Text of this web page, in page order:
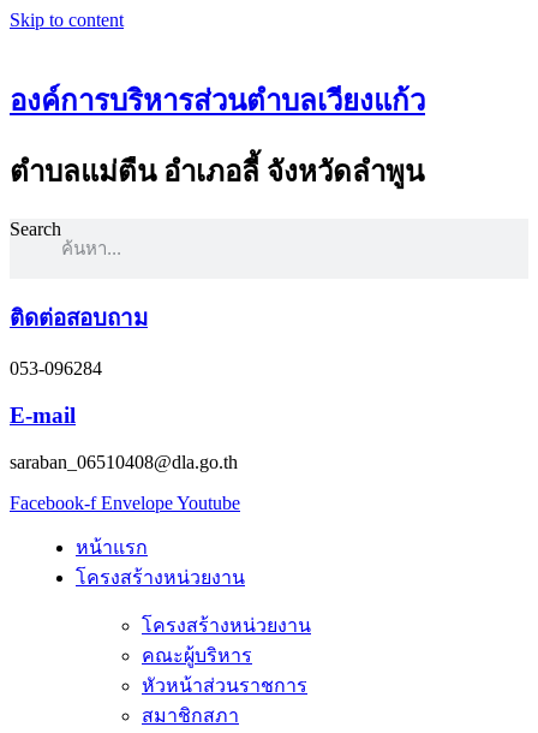
Skip to content
องค์การบริหารส่วนตำบลเวียงแก้ว
ตำบลแม่ตืน อำเภอลี้ จังหวัดลำพูน
Search
ติดต่อสอบถาม
053-096284
E-mail
saraban_06510408@dla.go.th
Facebook-f EnvelopeYoutube
หน้าแรก
โครงสร้างหน่วยงาน
โครงสร้างหน่วยงาน
คณะผู้บริหาร
หัวหน้าส่วนราชการ
สมาชิกสภา